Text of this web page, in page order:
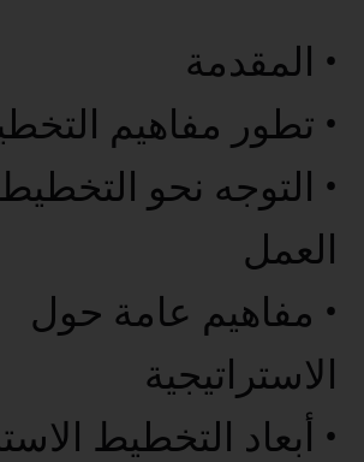
• المقدمة
• تطور مفاهيم
• التوجه نحو
العمل
• مفاهيم عامة حول
الاستراتيجية
• أبعاد التخطيط